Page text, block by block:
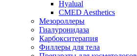
Hyalual
CMED Aesthetics
Мезороллеры
Гиалуронидаза
Карбокситерапия
Филлеры для тела